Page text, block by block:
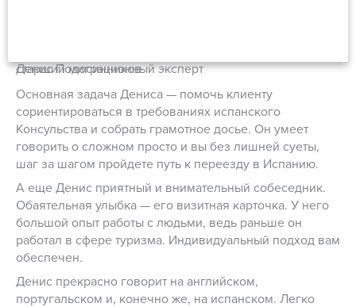
Денис Подосинников
старший миграционный эксперт
Основная задача Дениса — помочь клиенту
сориентироваться в требованиях испанского
Консульства и собрать грамотное досье. Он умеет
говорить о сложном просто и вы без лишней суеты,
шаг за шагом пройдете путь к переезду в Испанию.
А еще Денис приятный и внимательный собеседник.
Обаятельная улыбка — его визитная карточка. У него
большой опыт работы с людьми, ведь раньше он
работал в сфере туризма. Индивидуальный подход вам
обеспечен.
Денис прекрасно говорит на английском,
португальском и, конечно же, на испанском. Легко